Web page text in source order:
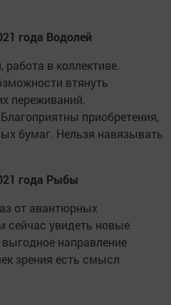
года Водолей
в коллективе.
втянуть
переживаний.
приобретения,
бумаг. Нельзя навязывать
года Рыбы
от авантюрных
сейчас увидеть новые
направление
зрения есть смысл